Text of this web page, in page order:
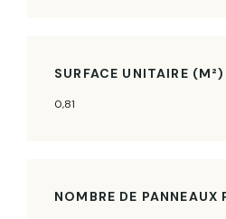
SURFACE UNITAIRE (M²)
0,81
NOMBRE DE PANNEAUX